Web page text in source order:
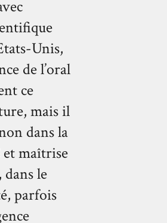
Unis,
de l’oral
ce
mais il
dans la
et maîtrise
le
parfois